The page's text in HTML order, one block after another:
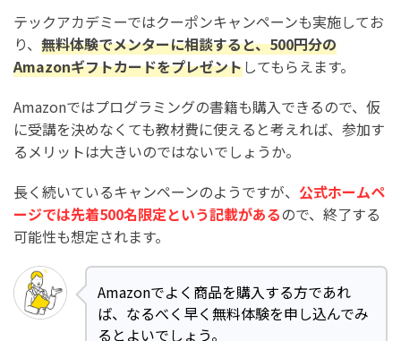
テックアカデミーではクーポンキャンペーンも実施してお
り、 無料体験でメンターに相談すると、500円分の
Amazonギフトカードをプレゼントしてもらえます。
Amazonではプログラミングの書籍も購入できるので、仮
に受講を決めなくても教材費に使えると考えれば、参加す
るメリットは大きいのではないでしょうか。
長く続いているキャンペーンのようですが、 公式ホームペ
ージでは先着500名限定という記載があるので、終了する
可能性も想定されます。
Amazonでよく商品を購入する方であれ
ば、なるべく早く無料体験を申し込んでみ
るとよいでしょう。